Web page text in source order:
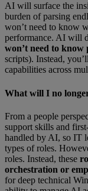
AI will surface the
burden of parsing
won’t need to know
performance. AI will
won’t need to
scripts). Instead,
capabilities across
What will I no
From a people
support skills and
handled by AI, so IT
types of roles.
roles. Instead, these
orchestration or
for deep technical